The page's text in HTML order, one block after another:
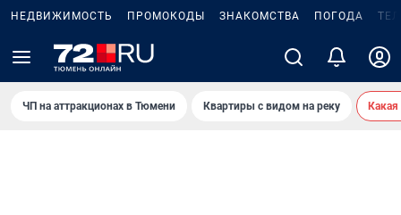
НЕДВИЖИМОСТЬ ПРОМОКОДЫ ЗНАКОМСТВА ПОГОДА
ЧП на аттракционах в Тюмени Квартиры с видом на реку